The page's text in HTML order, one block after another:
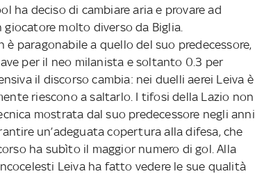
ha deciso di cambiare aria e provare ad
molto diverso da Biglia.
paragonabile a quello del suo predecessore,
per il neo milanista e soltanto 0.3 per
il discorso cambia: nei duelli aerei Leiva è
riescono a saltarlo. I tifosi della Lazio non
mostrata dal suo predecessore negli anni
un’adeguata copertura alla difesa, che
ha subìto il maggior numero di gol. Alla
Leiva ha fatto vedere le sue qualità